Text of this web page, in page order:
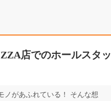
店でのホールスタッ
ノがあふれている！ そんな想